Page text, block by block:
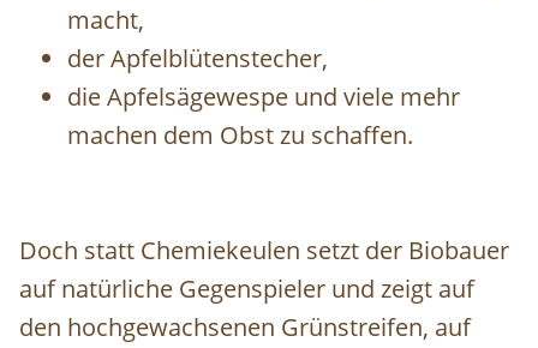
macht,
der Apfelblütenstecher,
die Apfelsägewespe und viele mehr
machen dem Obst zu schaffen.
Doch statt Chemiekeulen setzt der Biobauer
auf natürliche Gegenspieler und zeigt auf
den hochgewachsenen Grünstreifen, auf